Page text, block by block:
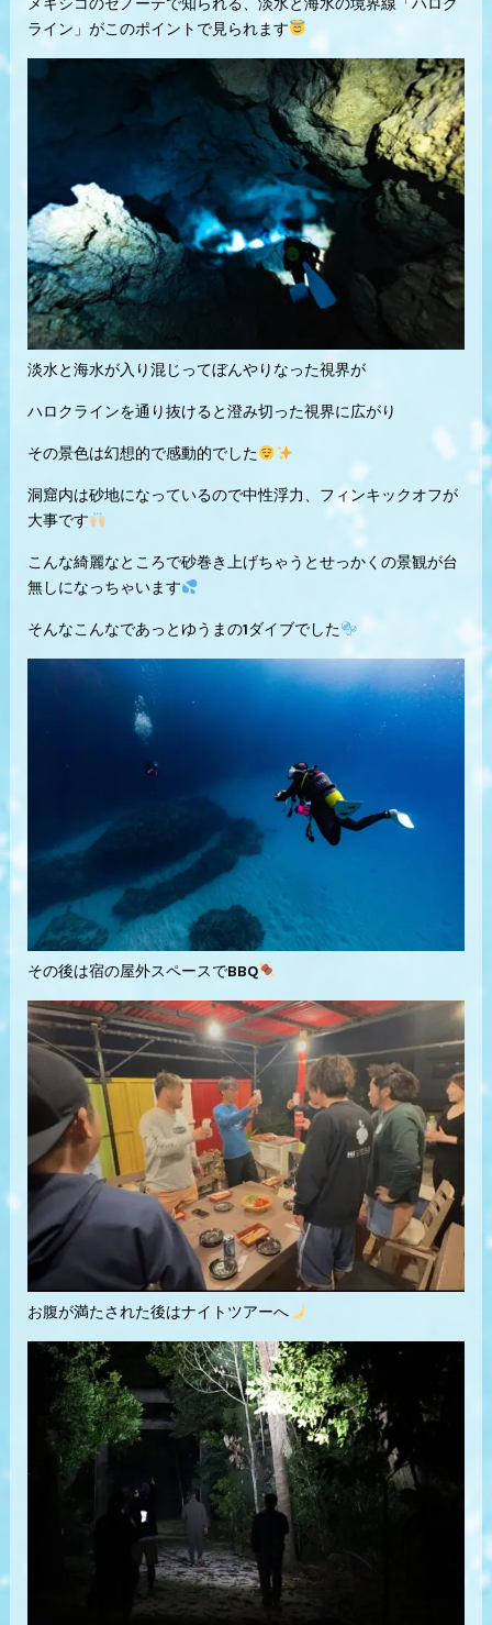
メキシコのセノーテで知られる、淡水と海水の境界線「ハロク
ライン」がこのポイントで見られます
淡水と海水が入り混じってぼんやりなった視界が
ハロクラインを通り抜けると澄み切った視界に広がり
その景色は幻想的で感動的でした
洞窟内は砂地になっているので中性浮力、フィンキックオフが
大事です
こんな綺麗なところで砂巻き上げちゃうとせっかくの景観が台
無しになっちゃいます
そんなこんなであっとゆうまの1ダイブでした
その後は宿の屋外スペースでBBQ
お腹が満たされた後はナイトツアーへ